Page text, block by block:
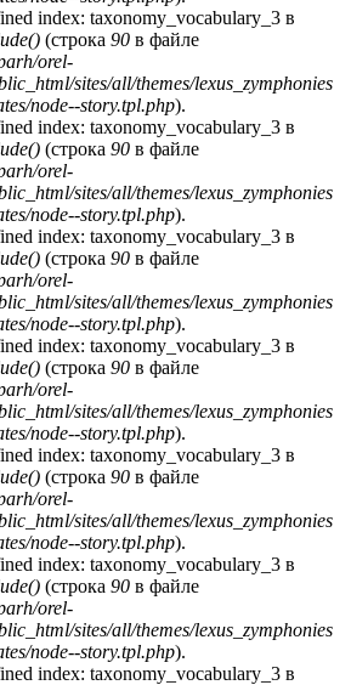
index: taxonomy_vocabulary_3 в
(строка90 в файле
orel-
sites/all/themes/lexus_zymphonies
node--story.tpl.php).
index: taxonomy_vocabulary_3 в
(строка90 в файле
orel-
sites/all/themes/lexus_zymphonies
node--story.tpl.php).
index: taxonomy_vocabulary_3 в
(строка90 в файле
orel-
sites/all/themes/lexus_zymphonies
node--story.tpl.php).
index: taxonomy_vocabulary_3 в
(строка90 в файле
orel-
sites/all/themes/lexus_zymphonies
node--story.tpl.php).
index: taxonomy_vocabulary_3 в
(строка90 в файле
orel-
sites/all/themes/lexus_zymphonies
node--story.tpl.php).
index: taxonomy_vocabulary_3 в
(строка90 в файле
orel-
sites/all/themes/lexus_zymphonies
node--story.tpl.php).
index: taxonomy_vocabulary_3 в